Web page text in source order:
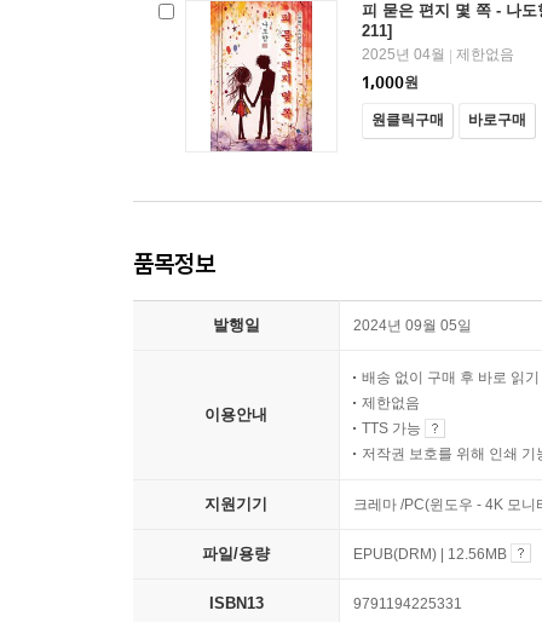
피 묻은 편지 몇 쪽 - 나
211]
2025년 04월
제한없음
1,000원
원클릭구매 바로구매
품목정보
발행일 2024년 09월 05일
이용안내
배송 없이 구매 후 바로 읽기
제한없음
TTS 가능
저작권 보호를 위해 인쇄 기
지원기기 크레마 /PC(윈도우 - 4K 모
파일/용량 EPUB(DRM) | 12.56MB
ISBN13 9791194225331